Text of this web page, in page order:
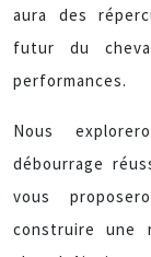
aura des
futur du
performances.
Nous
débourrage
vous
construire une